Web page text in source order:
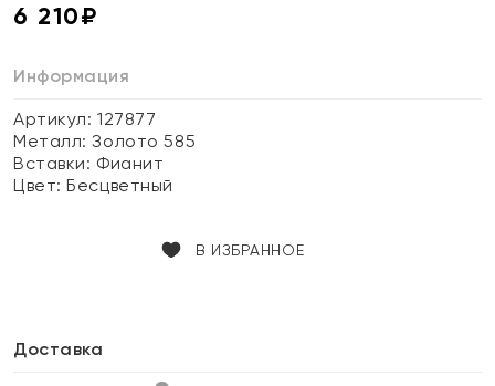
6 210₽
Информация
Артикул: 127877
Металл:Золото 585
Вставки: Фианит
Цвет:Бесцветный
В ИЗБРАННОЕ
Доставка